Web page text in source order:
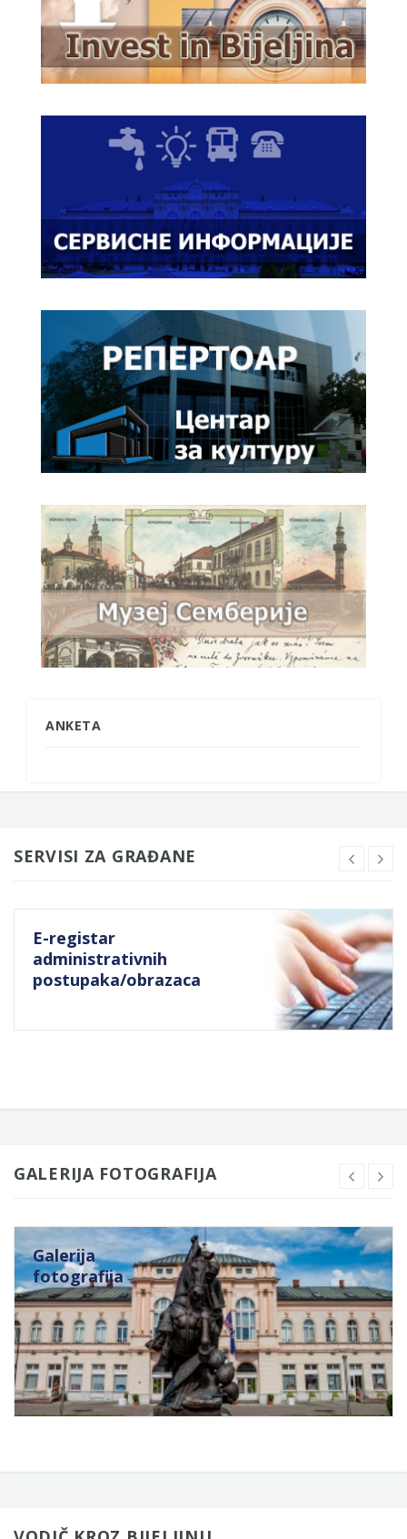
ANKETA
SERVISI ZA GRAĐANE
E-registar
administrativnih
postupaka/obrazaca
GALERIJA FOTOGRAFIJA
Galerija
fotografija